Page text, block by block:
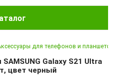
для телефонов и планшетов
Galaxy S21 Ultra
цвет черный